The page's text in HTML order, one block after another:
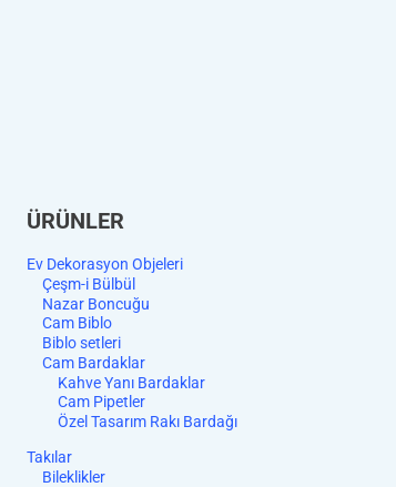
ÜRÜNLER
Ev Dekorasyon Objeleri
Çeşm-i Bülbül
Nazar Boncuğu
Cam Biblo
Biblo setleri
Cam Bardaklar
Kahve Yanı Bardaklar
Cam Pipetler
Özel Tasarım Rakı Bardağı
Takılar
Bileklikler